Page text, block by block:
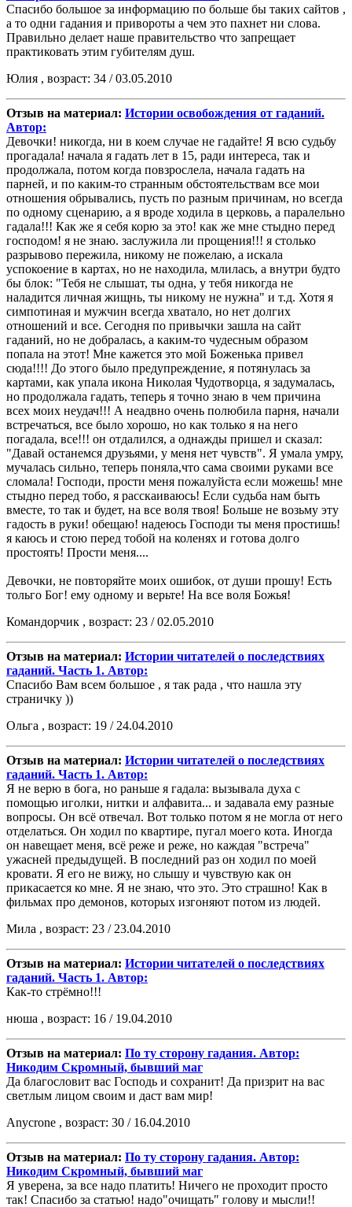
Спасибо большое за информацию по больше бы таких сайтов ,
а то одни гадания и привороты а чем это пахнет ни слова.
Правильно делает наше правительство что запрещает
практиковать этим губителям душ.
Юлия , возраст: 34 / 03.05.2010
Отзыв на материал: Истории освобождения от гаданий.
Автор:
Девочки! никогда, ни в коем случае не гадайте! Я всю судьбу
прогадала! начала я гадать лет в 15, ради интереса, так и
продолжала, потом когда повзрослела, начала гадать на
парней, и по каким-то странным обстоятельствам все мои
отношения обрывались, пусть по разным причинам, но всегда
по одному сценарию, а я вроде ходила в церковь, а паралельно
гадала!!! Как же я себя корю за это! как же мне стыдно перед
господом! я не знаю. заслужила ли прощения!!! я столько
разрывово пережила, никому не пожелаю, а искала
успокоение в картах, но не находила, млилась, а внутри будто
бы блок: "Тебя не слышат, ты одна, у тебя никогда не
наладится личная жищнь, ты никому не нужна" и т.д. Хотя я
симпотиная и мужчин всегда хватало, но нет долгих
отношений и все. Сегодня по привычки зашла на сайт
гаданий, но не добралась, а каким-то чудесным образом
попала на этот! Мне кажется это мой Боженька привел
сюда!!!! До этого было предупреждение, я потянулась за
картами, как упала икона Николая Чудотворца, я задумалась,
но продолжала гадать, теперь я точно знаю в чем причина
всех моих неудач!!! А неадвно очень полюбила парня, начали
встречаться, все было хорошо, но как только я на него
погадала, все!!! он отдалился, а однажды пришел и сказал:
"Давай останемся друзьями, у меня нет чувств". Я умала умру,
мучалась сильно, теперь поняла,что сама своими руками все
сломала! Господи, прости меня пожалуйста если можешь! мне
стыдно перед тобо, я расскаиваюсь! Если судьба нам быть
вместе, то так и будет, на все воля твоя! Больше не возьму эту
гадость в руки! обещаю! надеюсь Господи ты меня простишь!
я каюсь и стою перед тобой на коленях и готова долго
простоять! Прости меня....
Девочки, не повторяйте моих ошибок, от души прошу! Есть
тольго Бог! ему одному и верьте! На все воля Божья!
Командорчик , возраст: 23 / 02.05.2010
Отзыв на материал: Истории читателей о последствиях
гаданий. Часть 1. Автор:
Спасибо Вам всем большое , я так рада , что нашла эту
страничку ))
Ольга , возраст: 19 / 24.04.2010
Отзыв на материал: Истории читателей о последствиях
гаданий. Часть 1. Автор:
Я не верю в бога, но раньше я гадала: вызывала духа с
помощью иголки, нитки и алфавита... и задавала ему разные
вопросы. Он всё отвечал. Вот только потом я не могла от него
отделаться. Он ходил по квартире, пугал моего кота. Иногда
он навещает меня, всё реже и реже, но каждая "встреча"
ужасней предыдущей. В последний раз он ходил по моей
кровати. Я его не вижу, но слышу и чувствую как он
прикасается ко мне. Я не знаю, что это. Это страшно! Как в
фильмах про демонов, которых изгоняют потом из людей.
Мила , возраст: 23 / 23.04.2010
Отзыв на материал: Истории читателей о последствиях
гаданий. Часть 1. Автор:
Как-то стрёмно!!!
нюша , возраст: 16 / 19.04.2010
Отзыв на материал: По ту сторону гадания. Автор:
Никодим Скромный, бывший маг
Да благословит вас Господь и сохранит! Да призрит на вас
светлым лицом своим и даст вам мир!
Anycrone , возраст: 30 / 16.04.2010
Отзыв на материал: По ту сторону гадания. Автор:
Никодим Скромный, бывший маг
Я уверена, за все надо платить! Ничего не проходит просто
так! Спасибо за статью! надо"очищать" голову и мысли!!